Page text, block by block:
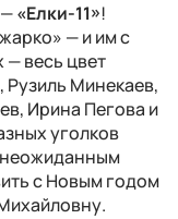
«Елки-11»!
— и им с
— весь цвет
Рузиль Минекаев,
Ирина Пегова и
уголков
неожиданным
с Новым годом